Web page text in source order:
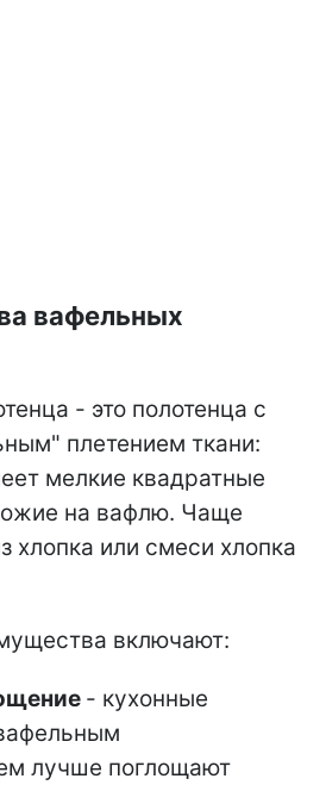
вафельных
- это полотенца с
плетением ткани:
мелкие квадратные
на вафлю. Чаще
хлопка или смеси хлопка
включают:
- кухонные
лучше поглощают